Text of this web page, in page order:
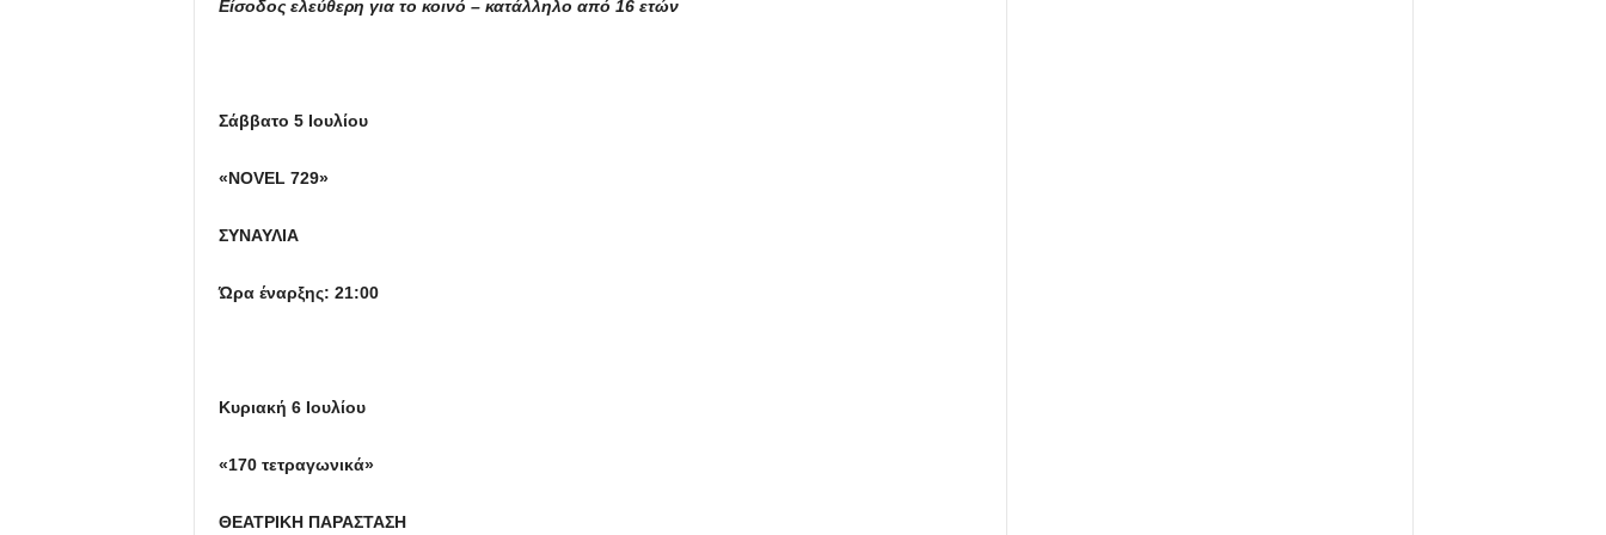
Είσοδος ελεύθερη για το κοινό – κατάλληλο από 16 ετών
Σάββατο 5 Ιουλίου
«NOVEL 729»
ΣΥΝΑΥΛΙΑ
Ώρα έναρξης: 21:00
Κυριακή 6 Ιουλίου
«170 τετραγωνικά»
ΘΕΑΤΡΙΚΗ ΠΑΡΑΣΤΑΣΗ